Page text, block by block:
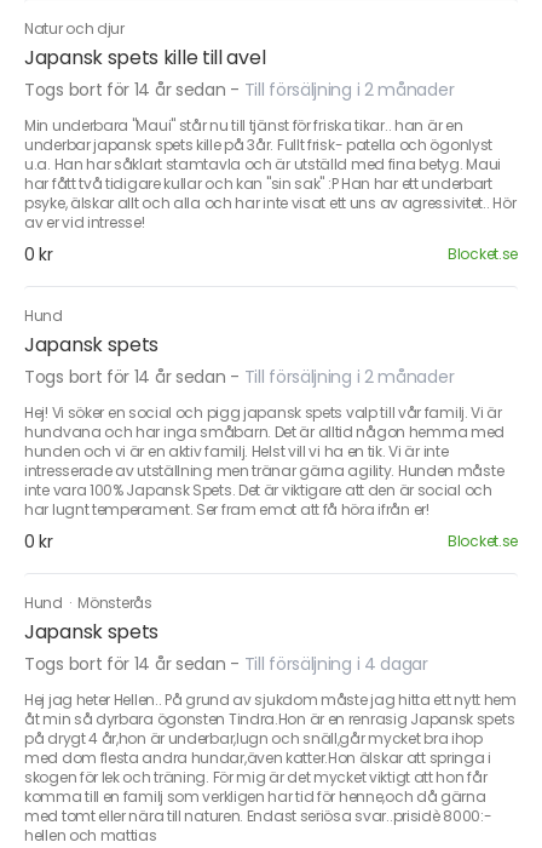
Natur och djur
Japansk spets kille till avel
Togs bort för 14 år sedan - Till försäljning i 2 månader
Min underbara "Maui" står nu till tjänst för friska tikar.. han är en
underbar japansk spets kille på 3år. Fullt frisk- patella och ögonlyst
u.a. Han har såklart stamtavla och är utställd med fina betyg. Maui
har fått två tidigare kullar och kan "sin sak" :P Han har ett underbart
psyke, älskar allt och alla och har inte visat ett uns av agressivitet.. Hör
av er vid intresse!
0 kr Blocket.se
Hund
Japansk spets
Togs bort för 14 år sedan - Till försäljning i 2 månader
Hej! Vi söker en social och pigg japansk spets valp till vår familj. Vi är
hundvana och har inga småbarn. Det är alltid någon hemma med
hunden och vi är en aktiv familj. Helst vill vi ha en tik. Vi är inte
intresserade av utställning men tränar gärna agility. Hunden måste
inte vara 100% Japansk Spets. Det är viktigare att den är social och
har lugnt temperament. Ser fram emot att få höra ifrån er!
0 kr Blocket.se
Hund · Mönsterås
Japansk spets
Togs bort för 14 år sedan - Till försäljning i 4 dagar
Hej jag heter Hellen.. På grund av sjukdom måste jag hitta ett nytt hem
åt min så dyrbara ögonsten Tindra.Hon är en renrasig Japansk spets
på drygt 4 år,hon är underbar,lugn och snäll,går mycket bra ihop
med dom flesta andra hundar,även katter.Hon älskar att springa i
skogen för lek och träning. För mig är det mycket viktigt att hon får
komma till en familj som verkligen har tid för henne,och då gärna
med tomt eller nära till naturen. Endast seriösa svar..prisidè 8000:-
hellen och mattias